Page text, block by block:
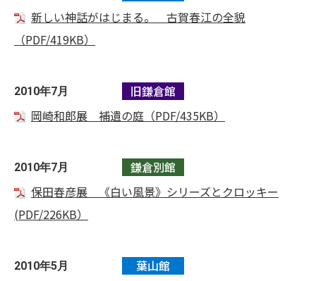
新しい神話がはじまる。 古賀春江の全貌
（PDF/419KB）
2010年7月
旧鎌倉館
岡崎和郎展 補遺の庭（PDF/435KB）
2010年7月
鎌倉別館
保田春彦展 《白い風景》シリーズとクロッキー
(PDF/226KB）
2010年5月
葉山館